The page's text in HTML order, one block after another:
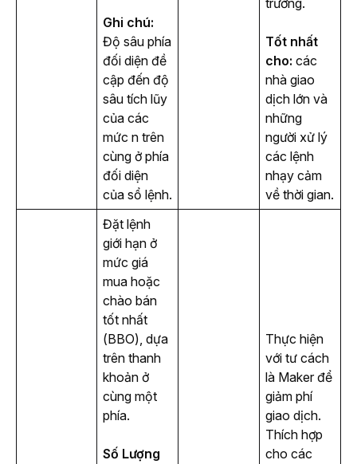
Độ sâu phía
đối diện đề
cập đến độ
sâu tích lũy
của các
mức n trên
cùng ở phía
đối diện
của sổ lệnh.
trường.
Tốt nhất
cho: các
nhà giao
dịch lớn và
những
người xử lý
các lệnh
nhạy cảm
về thời gian.
Đặt lệnh
giới hạn ở
mức giá
mua hoặc
chào bán
tốt nhất
(BBO), dựa
trên thanh
khoản ở
cùng một
phía.
Số Lượng
Thực hiện
với tư cách
là Maker để
giảm phí
giao dịch.
Thích hợp
cho các